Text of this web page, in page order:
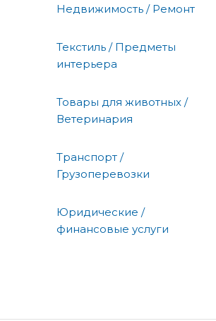
Недвижимость / Ремонт
Текстиль / Предметы
интерьера
Товары для животных /
Ветеринария
Транспорт /
Грузоперевозки
Юридические /
финансовые услуги